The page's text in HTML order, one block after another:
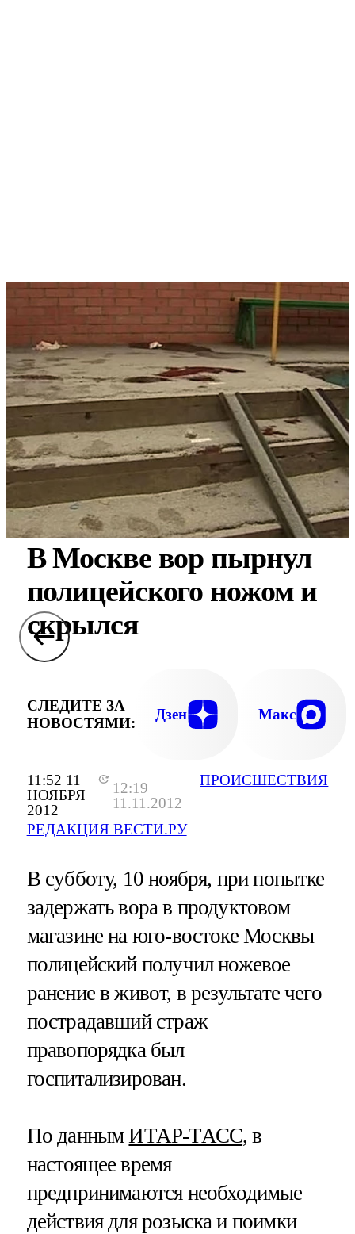
11:52 11
НОЯБРЯ
2012
12:19
11.11.2012
РЕДАКЦИЯ ВЕСТИ.РУ
ПРОИСШЕСТВИЯ
В Москве вор пырнул
полицейского ножом и
скрылся
СЛЕДИТЕ ЗА
НОВОСТЯМИ:
Дзен Макс
В субботу, 10 ноября, при попытке
задержать вора в продуктовом
магазине на юго-востоке Москвы
полицейский получил ножевое
ранение в живот, в результате чего
пострадавший страж
правопорядка был
госпитализирован.
По даннымИТАР-ТАСС, в
настоящее время
предпринимаются необходимые
действия для розыска и поимки